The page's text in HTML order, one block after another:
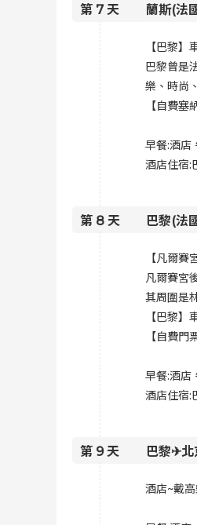
第 7 天 蘭斯(法
【巴黎
巴黎曾是
樂、時尚
【自費塞
早餐:酒店
酒店住宿:
第 8 天 巴黎(法
【凡爾賽
凡爾賽宮
其周圍是
【巴黎
【自費
早餐:酒店
酒店住宿:
第 9 天 巴黎✈北
酒店~戴